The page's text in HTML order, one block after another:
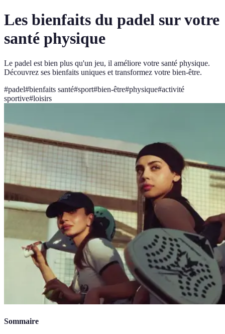
Les bienfaits du padel sur votre
santé physique
Le padel est bien plus qu'un jeu, il améliore votre santé physique.
Découvrez ses bienfaits uniques et transformez votre bien-être.
#padel#bienfaits santé#sport#bien-être#physique#activité
sportive#loisirs
Sommaire